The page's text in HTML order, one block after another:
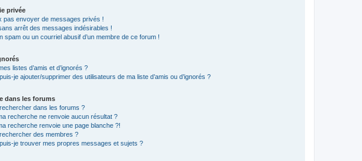
privée
pas envoyer de messages privés !
arrêt des messages indésirables !
spam ou un courriel abusif d’un membre de ce forum !
listes d’amis et d’ignorés ?
je ajouter/supprimer des utilisateurs de ma liste d’amis ou d’ignorés ?
dans les forums
dans les forums ?
recherche ne renvoie aucun résultat ?
recherche renvoie une page blanche ?!
des membres ?
je trouver mes propres messages et sujets ?